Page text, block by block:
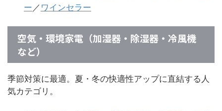
ー ／ ワインセラー
空気・環境家電（加湿器・除湿器・冷風機
など）
季節対策に最適。夏・冬の快適性アップに直結する人
気カテゴリ。